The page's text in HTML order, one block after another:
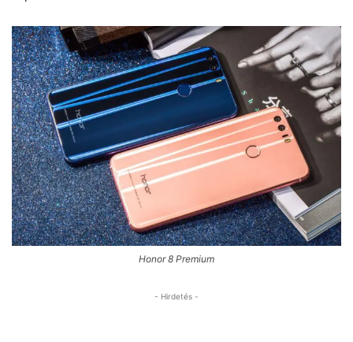
Honor 8 Premium
- Hirdetés -